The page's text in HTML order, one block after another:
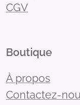
CGV
Boutique
À propos
Contactez-